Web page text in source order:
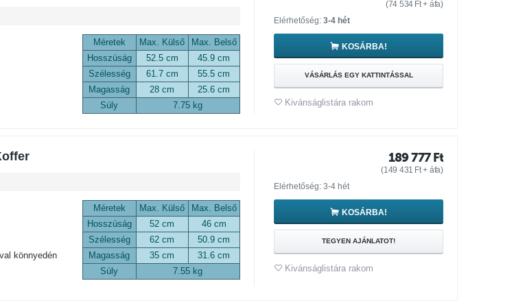
Méretek Max. Külső
Max. Belső
Hosszúság
52.5 cm
45.9 cm
Szélesség
61.7 cm
55.5 cm
Magasság
28 cm
25.6 cm
Súly
7.75 kg
(74 534 Ft+ áfa)
Elérhetőség:3-4 hét
KOSÁRBA!
VÁSÁRLÁS EGY KATTINTÁSSAL
Kivánságlistára rakom
Méretek Max. Külső
Max. Belső
Hosszúság
52 cm
46 cm
Szélesség
62 cm
50.9 cm
Magasság
35 cm
31.6 cm
Súly
7.55 kg
könnyedén
189 777 Ft
(149 431 Ft+ áfa)
Elérhetőség: 3-4 hét
KOSÁRBA!
TEGYEN AJÁNLATOT!
Kivánságlistára rakom